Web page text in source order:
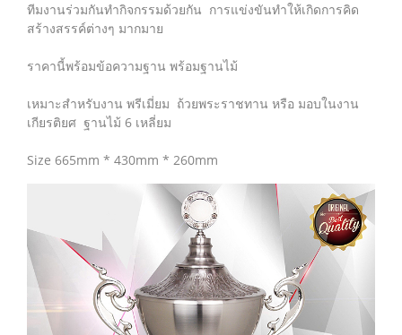
ทีมงานร่วมกันทำกิจกรรมด้วยกัน การแข่งขันทำให้เกิดการคิด
สร้างสรรค์ต่างๆ มากมาย
ราคานี้พร้อมข้อความฐาน พร้อมฐานไม้
เหมาะสำหรับงาน พรีเมี่ยม ถ้วยพระราชทาน หรือ มอบในงาน
เกียรติยศ ฐานไม้ 6 เหลี่ยม
Size 665mm * 430mm * 260mm